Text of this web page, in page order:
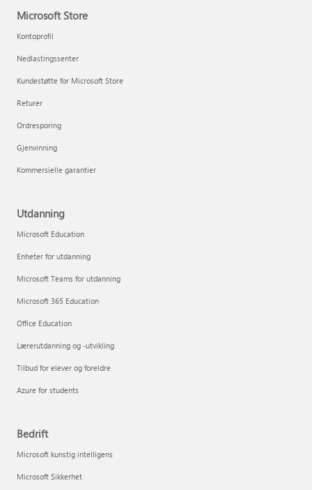
Microsoft Store
Kontoprofil
Nedlastingssenter
Kundestøtte for Microsoft Store
Returer
Ordresporing
Gjenvinning
Kommersielle garantier
Utdanning
Microsoft Education
Enheter for utdanning
Microsoft Teams for utdanning
Microsoft 365 Education
Office Education
Lærerutdanning og -utvikling
Tilbud for elever og foreldre
Azure for students
Bedrift
Microsoft kunstig intelligens
Microsoft Sikkerhet